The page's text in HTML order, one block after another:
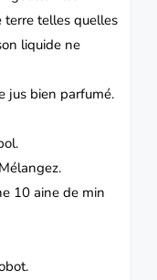
terre telles quelles
liquide ne
jus bien parfumé.
Mélangez.
10 aine de min